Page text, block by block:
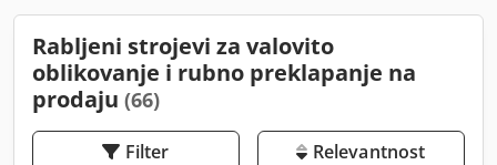
Rabljeni strojevi za valovito
oblikovanje i rubno preklapanje na
prodaju (66)
Filter Relevantnost